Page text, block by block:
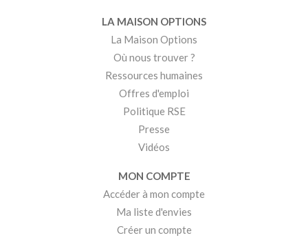
LA MAISON OPTIONS
La Maison Options
Où nous trouver ?
Ressources humaines
Offres d'emploi
Politique RSE
Presse
Vidéos
MON COMPTE
Accéder à mon compte
Ma liste d'envies
Créer un compte